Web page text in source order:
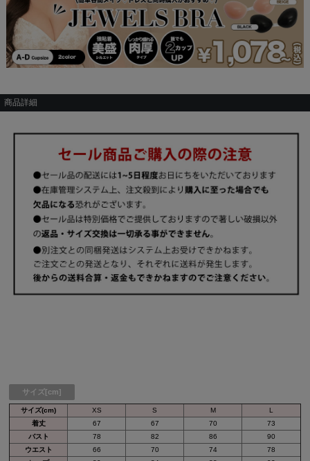
商品詳細
サイズ[cm]
サイズ(cm) XS S M
L
着丈
67 67 70
73
バスト
78 82 86
90
ウエスト
66 70 74
78